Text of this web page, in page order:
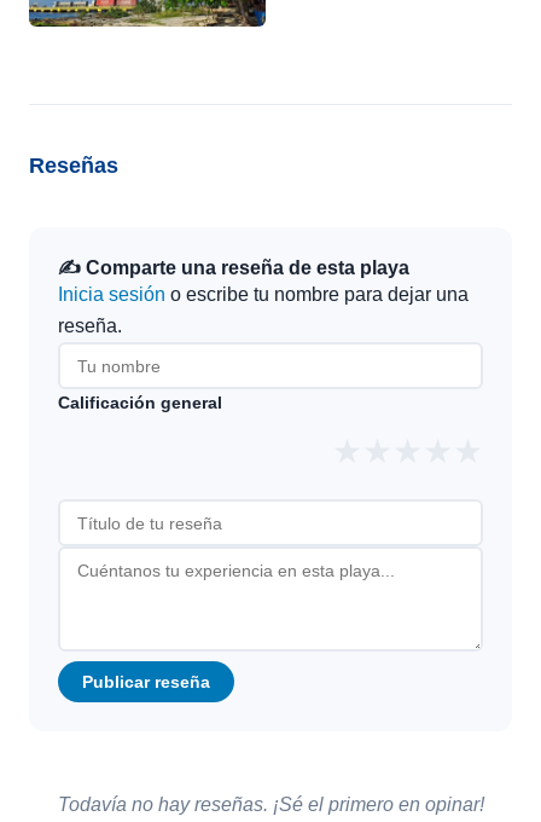
Reseñas
✍️ Comparte una reseña de esta playa
Inicia sesión o escribe tu nombre para dejar una
reseña.
Calificación general
Publicar reseña
Todavía no hay reseñas. ¡Sé el primero en opinar!